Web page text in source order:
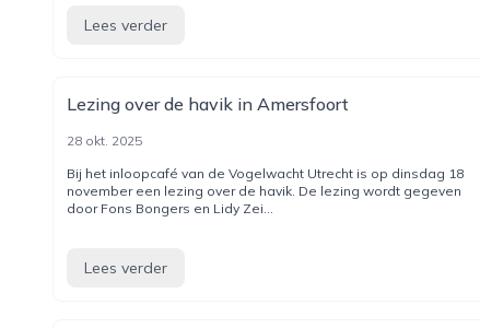
Lees verder
Lezing over de havik in Amersfoort
28 okt. 2025
Bij het inloopcafé van de Vogelwacht Utrecht is op dinsdag 18
november een lezing over de havik. De lezing wordt gegeven
door Fons Bongers en Lidy Zei...
Lees verder